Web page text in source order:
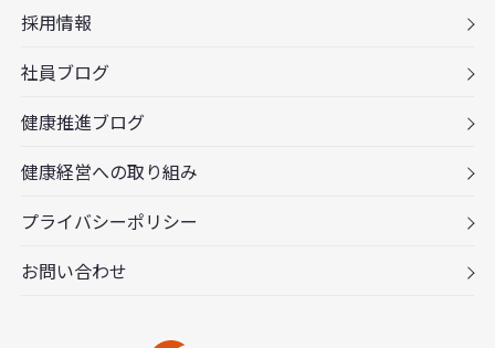
採用情報
社員ブログ
健康推進ブログ
健康経営への取り組み
プライバシーポリシー
お問い合わせ